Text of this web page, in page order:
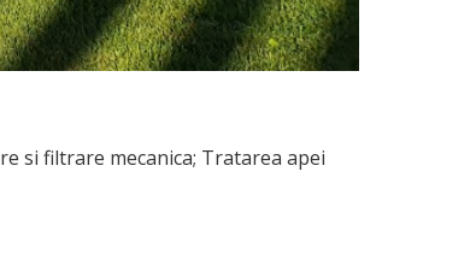
si filtrare mecanica; Tratarea apei